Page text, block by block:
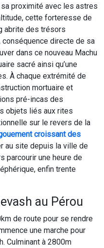
proximité avec les astres
cette forteresse de
abrite des trésors
directe de sa
dans ce nouveau Machu
sacré ainsi qu’une
À chaque extrémité de
mortuaire et
pré-incas des
objets liés aux rites
sur le revers de la
croissant des
au site depuis la ville de
parcourir une heure de
enfin trente
au Pérou
de route pour se rendre
une marche pour
Culminant à 2800m